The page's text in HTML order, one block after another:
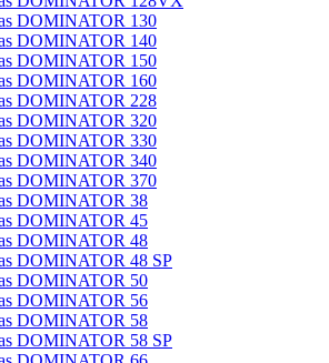
DOMINATOR 130
DOMINATOR 140
DOMINATOR 150
DOMINATOR 160
DOMINATOR 228
DOMINATOR 320
DOMINATOR 330
DOMINATOR 340
DOMINATOR 370
DOMINATOR 38
DOMINATOR 45
DOMINATOR 48
DOMINATOR 48 SP
DOMINATOR 50
DOMINATOR 56
DOMINATOR 58
DOMINATOR 58 SP